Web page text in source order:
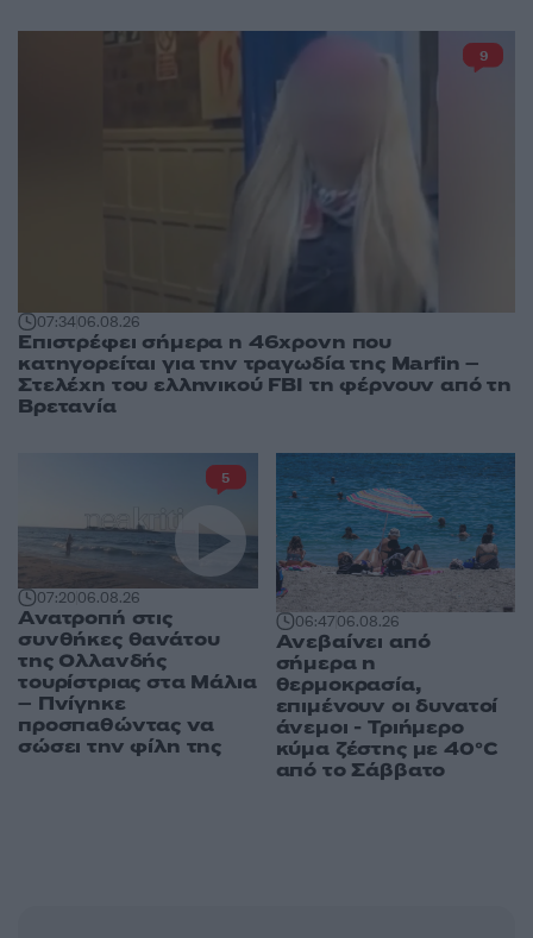
07:3406.08.26
Επιστρέφει σήμερα η 46χρονη που
κατηγορείται για την τραγωδία της Marfin –
Στελέχη του ελληνικού FBI τη φέρνουν από τη
Βρετανία
9
07:2006.08.26
Ανατροπή στις
συνθήκες θανάτου
της Ολλανδής
τουρίστριας στα Μάλια
– Πνίγηκε
προσπαθώντας να
σώσει την φίλη της
5
06:4706.08.26
Ανεβαίνει από
σήμερα η
θερμοκρασία,
επιμένουν οι δυνατοί
άνεμοι - Τριήμερο
κύμα ζέστης με 40°C
από το Σάββατο